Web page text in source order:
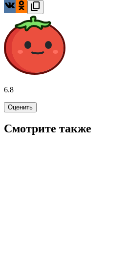
6.8
Оценить
Смотрите также